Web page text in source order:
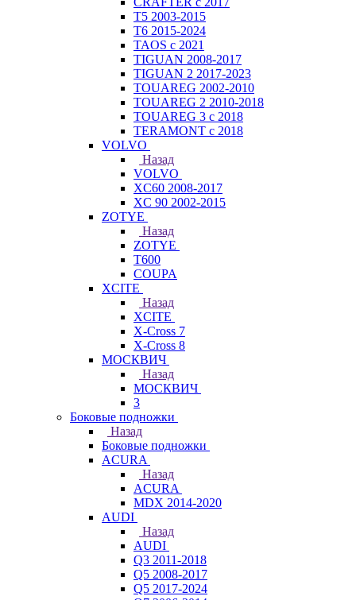
T5 2003-2015
T6 2015-2024
TAOS с 2021
TIGUAN 2008-2017
TIGUAN 2 2017-2023
TOUAREG 2002-2010
TOUAREG 2 2010-2018
TOUAREG 3 с 2018
TERAMONT с 2018
VOLVO
Назад
VOLVO
XC60 2008-2017
XC 90 2002-2015
ZOTYE
Назад
ZOTYE
T600
COUPA
XCITE
Назад
XCITE
X-Cross 7
X-Cross 8
МОСКВИЧ
Назад
МОСКВИЧ
3
Боковые подножки
Назад
Боковые подножки
ACURA
Назад
ACURA
MDX 2014-2020
AUDI
Назад
AUDI
Q3 2011-2018
Q5 2008-2017
Q5 2017-2024